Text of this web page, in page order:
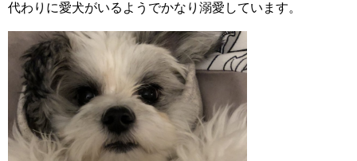
代わりに愛犬がいるようでかなり溺愛しています。